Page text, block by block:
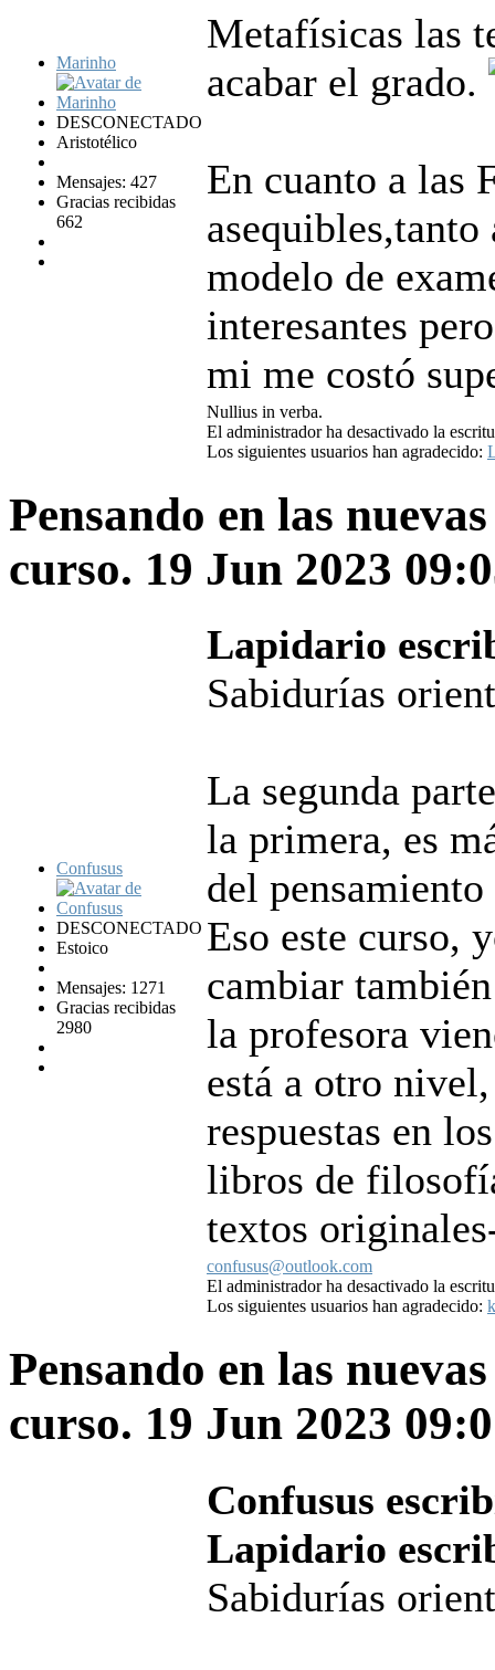
Marinho
DESCONECTADO
Aristotélico
Mensajes: 427
Gracias recibidas
662
Metafísicas las
acabar el grado.
En cuanto a las
modelo de
interesantes
mi me costó
Nullius in verba.
El administrador ha desactivado la
Los siguientes usuarios han agradecido:
Pensando en las
curso. 19 Jun 2023
Confusus
DESCONECTADO
Estoico
Mensajes: 1271
Gracias recibidas
2980
Lapidario
Sabidurías
La segunda
la primera, es
del
Eso este curso,
cambiar
la profesora
está a otro
respuestas en
libros de
textos
confusus@outlook.com
El administrador ha desactivado la
Los siguientes usuarios han agradecido:
Pensando en las
curso. 19 Jun 2023
Confusus
Lapidario
Sabidurías